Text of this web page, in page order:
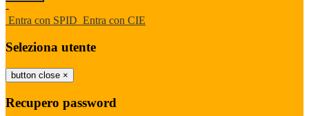
-
Entra con SPID Entra con CIE
Seleziona utente
button close ×
Recupero password